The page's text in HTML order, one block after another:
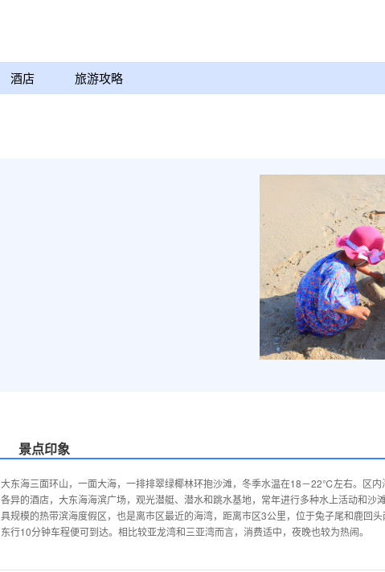
酒店 旅游攻略
景点印象
大东海三面环山，一面大海，一排排翠绿椰林环抱沙滩，冬季水温在18－22℃左右。区
各异的酒店，大东海海滨广场，观光潜艇、潜水和跳水基地，常年进行多种水上活动和沙
具规模的热带滨海度假区，也是离市区最近的海湾，距离市区3公里，位于兔子尾和鹿回
东行10分钟车程便可到达。相比较亚龙湾和三亚湾而言，消费适中，夜晚也较为热闹。